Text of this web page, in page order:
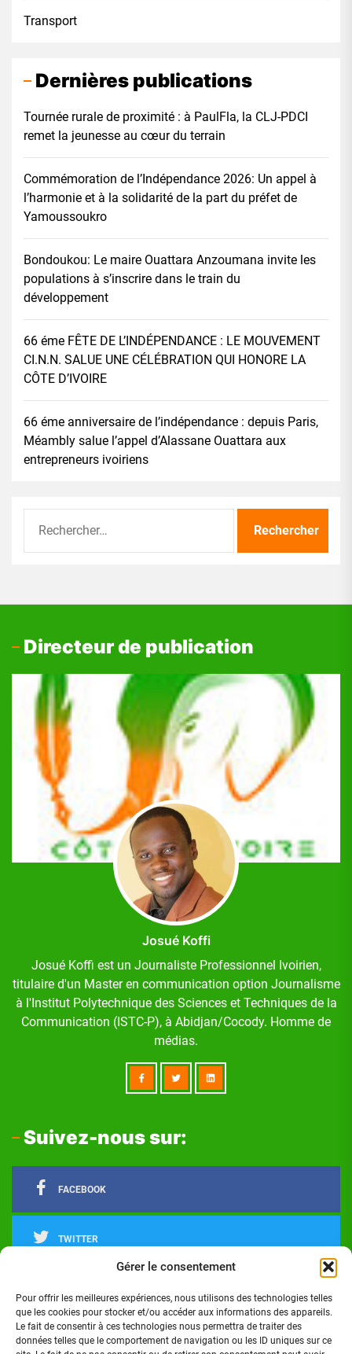
Gérer le consentement
Pour offrir les meilleures expériences, nous utilisons des technologies telles
que les cookies pour stocker et/ou accéder aux informations des appareils.
Le fait de consentir à ces technologies nous permettra de traiter des
données telles que le comportement de navigation ou les ID uniques sur ce
Transport
Dernières publications
Tournée rurale de proximité : à PaulFla, la CLJ-PDCI
remet la jeunesse au cœur du terrain
Commémoration de l’Indépendance 2026: Un appel à
l’harmonie et à la solidarité de la part du préfet de
Yamoussoukro
Bondoukou: Le maire Ouattara Anzoumana invite les
populations à s’inscrire dans le train du
développement
66 éme FÊTE DE L’INDÉPENDANCE : LE MOUVEMENT
CI.N.N. SALUE UNE CÉLÉBRATION QUI HONORE LA
CÔTE D’IVOIRE
66 éme anniversaire de l’indépendance : depuis Paris,
Méambly salue l’appel d’Alassane Ouattara aux
entrepreneurs ivoiriens
Directeur de publication
Josué Koffi
Josué Koffi est un Journaliste Professionnel Ivoirien,
titulaire d'un Master en communication option Journalisme
à l'Institut Polytechnique des Sciences et Techniques de la
Communication (ISTC-P), à Abidjan/Cocody. Homme de
médias.
Suivez-nous sur:
FACEBOOK
TWITTER
INSTAGRAM